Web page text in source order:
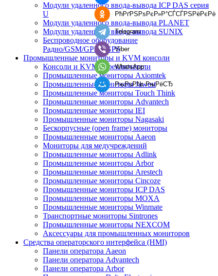
Модули удаленного ввода-вывода ICP DAS серия
U
Модули удаленного ввода-вывода PLANET
Модули удаленного ввода-вывода SUNIX
Беспроводное оборудование
Радио/GSM/GPRS/GPS
Промышленные мониторы и KVM консоли
Консоли и KVM переключатели
Промышленные мониторы Axiomtek
Промышленные мониторы Jawest
Промышленные мониторы Touch Think
Промышленные мониторы Advantech
Промышленные мониторы IEI
Промышленные мониторы Nagasaki
Бескорпусные (open frame) мониторы
Промышленные мониторы Aaeon
Мониторы для медучреждений
Промышленные мониторы Adlink
Промышленные мониторы Arbor
Промышленные мониторы Arestech
Промышленные мониторы Cincoze
Промышленные мониторы ICP DAS
Промышленные мониторы MOXA
Промышленные мониторы Winmate
Транспортные мониторы Sintrones
Промышленные мониторы NEXCOM
Аксессуары для промышленных мониторов
Средства операторского интерфейса (HMI)
Панели оператора Aaeon
Панели оператора Advantech
Панели оператора Arbor
РћРґРЅРѕРєР»Р°СЃСЃРЅРёРєРё
Telegram
Viber
WhatsApp
РњРѕР№ РњРёСЂ